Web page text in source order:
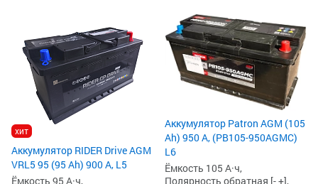
хит
Аккумулятор RIDER Drive AGM
VRL5 95 (95 Ah) 900 А, L5
Ёмкость 95 А·ч,
Аккумулятор Patron AGM (105
Ah) 950 А, (PB105-950AGMC)
L6
Ёмкость 105 А·ч,
Полярность обратная [- +],